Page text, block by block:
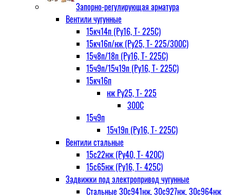
Запорно-регулирующая арматура
Вентили чугунные
15кч14п (Ру16, Т- 225С)
15кч16п/нж (Ру25, Т- 225/300С)
15ч8п/18п (Ру16, Т- 225С)
15ч9п/15ч19п (Ру16, Т- 225С)
15кч16п
нж Ру25, Т- 225
300С
15ч9п
15ч19п (Ру16, Т- 225С)
Вентили стальные
15с22нж (Ру40, Т- 420С)
15с65нж (Ру16, Т- 425С)
Задвижки под электропривод чугунные
Стальные 30с941нж, 30с927нж, 30с964нж